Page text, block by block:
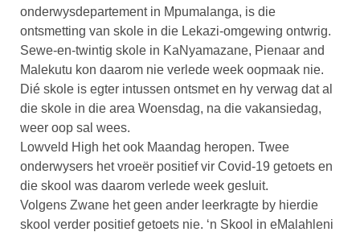
onderwysdepartement in Mpumalanga, is die
ontsmetting van skole in die Lekazi-omgewing ontwrig.
Sewe-en-twintig skole in KaNyamazane, Pienaar and
Malekutu kon daarom nie verlede week oopmaak nie.
Dié skole is egter intussen ontsmet en hy verwag dat al
die skole in die area Woensdag, na die vakansiedag,
weer oop sal wees.
Lowveld High het ook Maandag heropen. Twee
onderwysers het vroeër positief vir Covid-19 getoets en
die skool was daarom verlede week gesluit.
Volgens Zwane het geen ander leerkragte by hierdie
skool verder positief getoets nie. ‘n Skool in eMalahleni